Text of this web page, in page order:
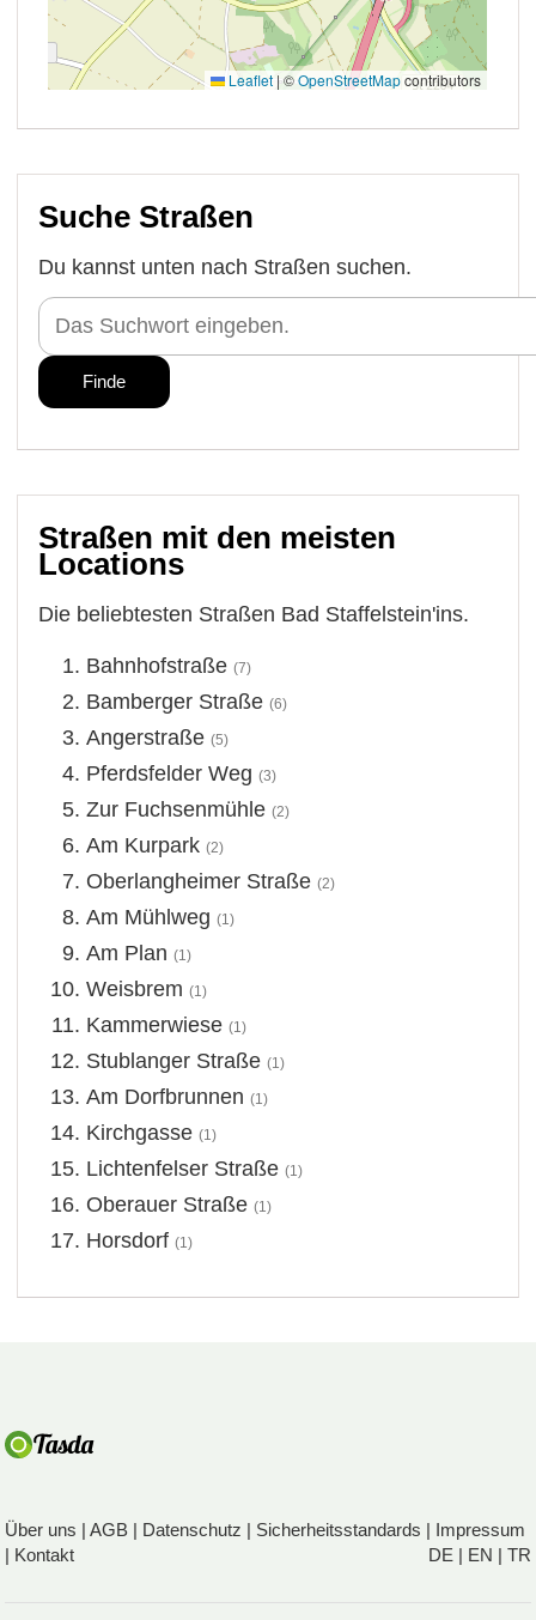
Suche Straßen
Du kannst unten nach Straßen suchen.
Straßen mit den meisten
Locations
Die beliebtesten Straßen Bad Staffelstein'ins.
Bahnhofstraße (7)
Bamberger Straße (6)
Angerstraße (5)
Pferdsfelder Weg (3)
Zur Fuchsenmühle (2)
Am Kurpark (2)
Oberlangheimer Straße (2)
Am Mühlweg (1)
Am Plan (1)
Weisbrem (1)
Kammerwiese (1)
Stublanger Straße (1)
Am Dorfbrunnen (1)
Kirchgasse (1)
Lichtenfelser Straße (1)
Oberauer Straße (1)
Horsdorf (1)
Über uns |AGB Datenschutz Sicherheitsstandards
Impressum
Kontakt DE| EN TR